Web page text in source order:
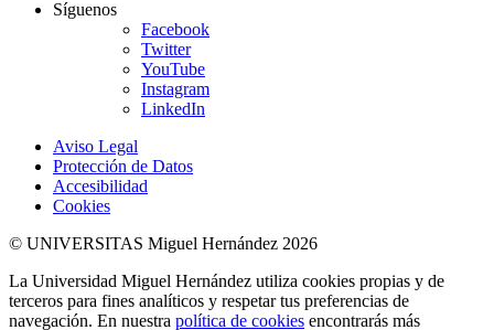
Síguenos
Facebook
Twitter
YouTube
Instagram
LinkedIn
Aviso Legal
Protección de Datos
Accesibilidad
Cookies
© UNIVERSITAS Miguel Hernández 2026
La Universidad Miguel Hernández utiliza cookies propias y de
terceros para fines analíticos y respetar tus preferencias de
navegación. En nuestra política de cookies encontrarás más